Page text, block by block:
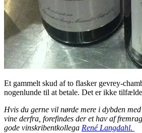
Et gammelt skud af to flasker gevrey-
nogenlunde til at betale. Det er ikke
Hvis du gerne vil nørde mere i dybden
vine derfra, forefindes der et hav af
gode vinskribentkollega René Langdahl.